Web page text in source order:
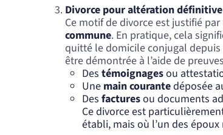
Divorce pour altération
Ce motif de divorce est justifié
commune. En pratique, cela
quitté le domicile conjugal
être démontrée à l’aide de
Destémoignagesou
Une main courantedéposée
Desfacturesou documents
Ce divorce est
établi, mais où l’un des